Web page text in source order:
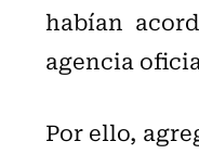
habían
agencia
Por ello,